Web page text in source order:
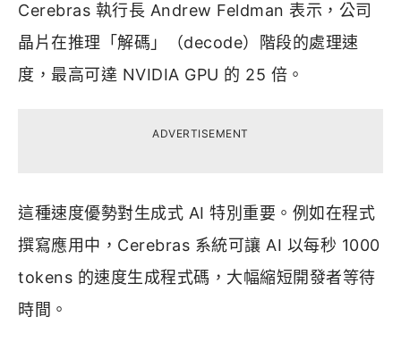
Cerebras 執行長 Andrew Feldman 表示，公司
晶片在推理「解碼」（decode）階段的處理速
度，最高可達 NVIDIA GPU 的 25 倍。
ADVERTISEMENT
這種速度優勢對生成式 AI 特別重要。例如在程式
撰寫應用中，Cerebras 系統可讓 AI 以每秒 1000
tokens 的速度生成程式碼，大幅縮短開發者等待
時間。